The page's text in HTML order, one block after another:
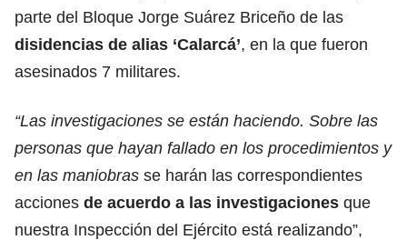
parte del Bloque Jorge Suárez Briceño de las
disidencias de alias ‘Calarcá’, en la que fueron
asesinados 7 militares.
“Las investigaciones se están haciendo. Sobre las
personas que hayan fallado en los procedimientos y
en las maniobras se harán las correspondientes
acciones de acuerdo a las investigaciones que
nuestra Inspección del Ejército está realizando”,